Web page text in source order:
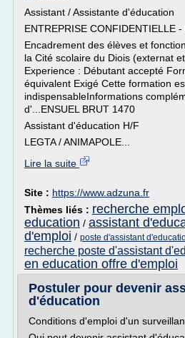
Assistant / Assistante d'éducation
ENTREPRISE CONFIDENTIELLE -
Encadrement des élèves et
la Cité scolaire du Diois (externat
Experience : Débutant accepté
équivalent Exigé Cette formation
indispensableInformations
d'...ENSUEL BRUT 1470
Assistant d'éducation H/F
LEGTA / ANIMAPOLE...
Lire la suite
Site : https://www.adzuna.fr
Thèmes liés : recherche
education / assistant
d'emploi / poste d'assistant
recherche poste d'assistant
en education offre d'emploi
Postuler pour devenir
d'éducation
Conditions d'emploi d'un